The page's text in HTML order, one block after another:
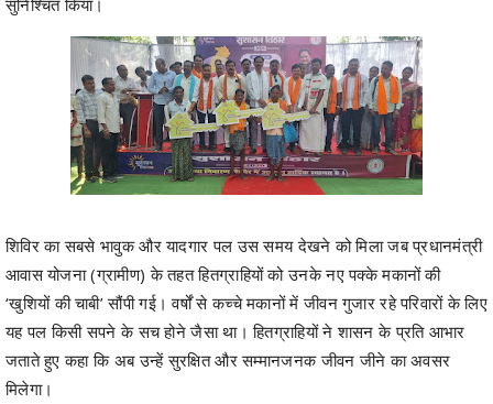
शिविर का सबसे भावुक और यादगार पल उस समय देखने को मिला जब प्रधानमंत्री
आवास योजना (ग्रामीण) के तहत हितग्राहियों को उनके नए पक्के मकानों की
‘खुशियों की चाबी’ सौंपी गई। वर्षों से कच्चे मकानों में जीवन गुजार रहे परिवारों के लिए
यह पल किसी सपने के सच होने जैसा था। हितग्राहियों ने शासन के प्रति आभार
जताते हुए कहा कि अब उन्हें सुरक्षित और सम्मानजनक जीवन जीने का अवसर
मिलेगा।